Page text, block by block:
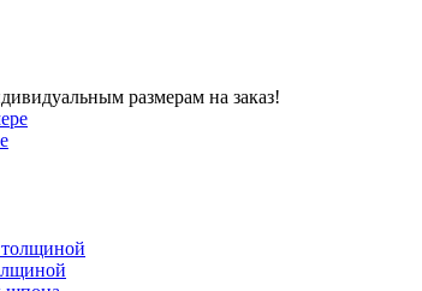
размерам на заказ!